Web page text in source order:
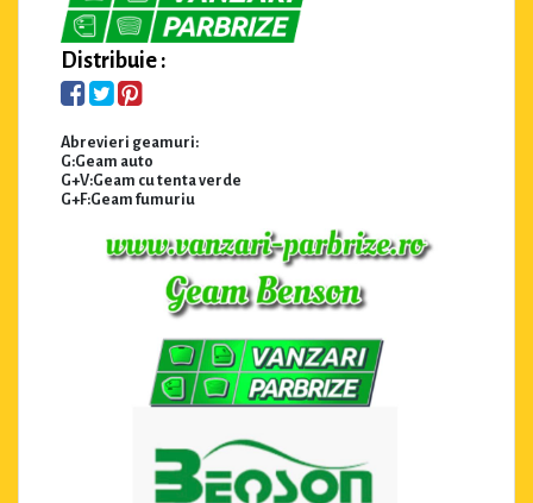
Distribuie :
Abrevieri geamuri:
G:Geam auto
G+V:Geam cu tenta verde
G+F:Geam fumuriu